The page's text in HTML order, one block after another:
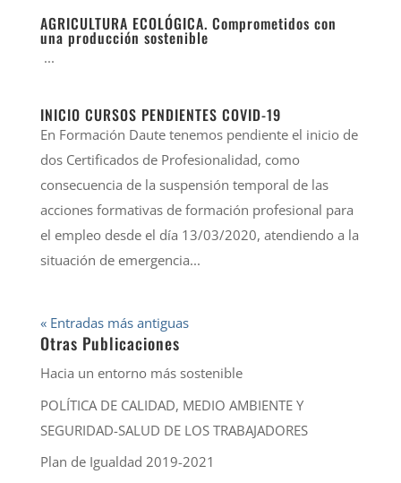
AGRICULTURA ECOLÓGICA. Comprometidos con
una producción sostenible
...
INICIO CURSOS PENDIENTES COVID-19
En Formación Daute tenemos pendiente el inicio de
dos Certificados de Profesionalidad, como
consecuencia de la suspensión temporal de las
acciones formativas de formación profesional para
el empleo desde el día 13/03/2020, atendiendo a la
situación de emergencia...
« Entradas más antiguas
Otras Publicaciones
Hacia un entorno más sostenible
POLÍTICA DE CALIDAD, MEDIO AMBIENTE Y
SEGURIDAD-SALUD DE LOS TRABAJADORES
Plan de Igualdad 2019-2021